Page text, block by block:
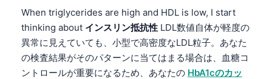
When triglycerides are high and HDL is low, I start
thinking about インスリン抵抗性 LDL数値自体が軽度の
異常に見えていても、小型で高密度なLDL粒子。あなた
の検査結果がそのパターンに当てはまる場合は、血糖コ
ントロールが重要になるため、あなたの HbA1cのカッ